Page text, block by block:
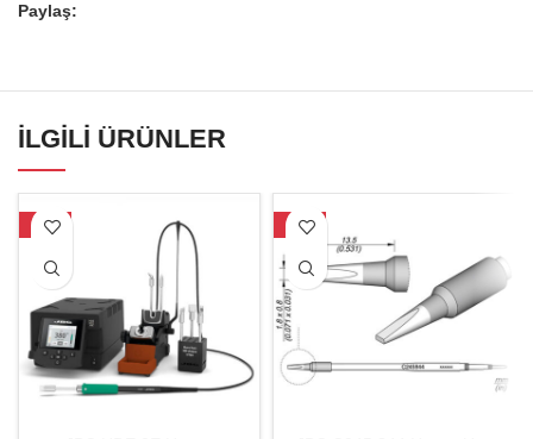
Paylaş:
İLGILI ÜRÜNLER
-25% -27%